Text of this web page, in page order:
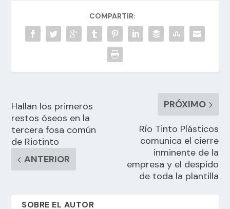
COMPARTIR:
Hallan los primeros
restos óseos en la
tercera fosa común
de Riotinto
ANTERIOR
PRÓXIMO
Río Tinto Plásticos
comunica el cierre
inminente de la
empresa y el despido
de toda la plantilla
SOBRE EL AUTOR